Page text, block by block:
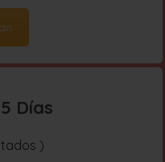
Días
)